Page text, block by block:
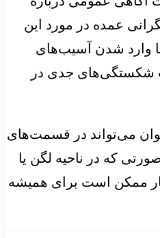
عمده در مورد این
وارد شدن آسیب‌های
شکستگی‌های جدی در
می‌تواند در قسمت‌های
که در ناحیه لگن یا
ممکن است برای همیشه